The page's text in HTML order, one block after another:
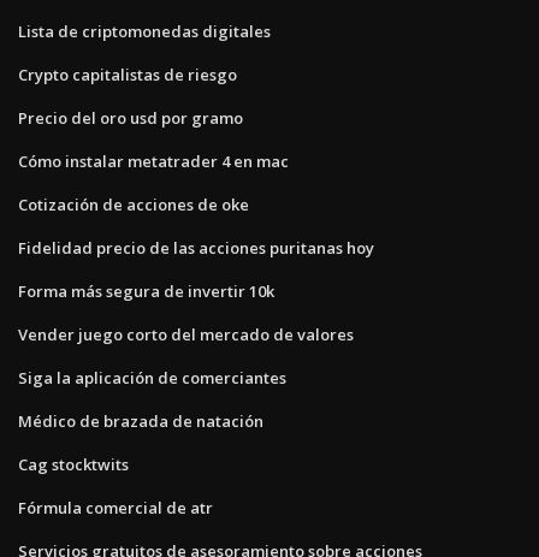
Lista de criptomonedas digitales
Crypto capitalistas de riesgo
Precio del oro usd por gramo
Cómo instalar metatrader 4 en mac
Cotización de acciones de oke
Fidelidad precio de las acciones puritanas hoy
Forma más segura de invertir 10k
Vender juego corto del mercado de valores
Siga la aplicación de comerciantes
Médico de brazada de natación
Cag stocktwits
Fórmula comercial de atr
Servicios gratuitos de asesoramiento sobre acciones